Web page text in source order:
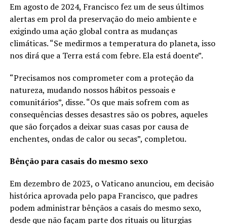
Em agosto de 2024, Francisco fez um de seus últimos
alertas em prol da preservação do meio ambiente e
exigindo uma ação global contra as mudanças
climáticas. “Se medirmos a temperatura do planeta, isso
nos dirá que a Terra está com febre. Ela está doente”.
“Precisamos nos comprometer com a proteção da
natureza, mudando nossos hábitos pessoais e
comunitários”, disse. “Os que mais sofrem com as
consequências desses desastres são os pobres, aqueles
que são forçados a deixar suas casas por causa de
enchentes, ondas de calor ou secas”, completou.
Bênção para casais do mesmo sexo
Em dezembro de 2023, o Vaticano anunciou, em decisão
histórica aprovada pelo papa Francisco, que padres
podem administrar bênçãos a casais do mesmo sexo,
desde que não façam parte dos rituais ou liturgias